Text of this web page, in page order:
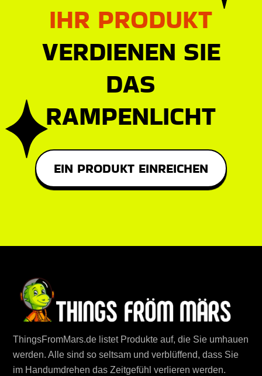
IHR PRODUKT
VERDIENEN SIE
DAS
RAMPENLICHT
EIN PRODUKT EINREICHEN
ThingsFromMars.de listet Produkte auf, die Sie umhauen
werden. Alle sind so seltsam und verblüffend, dass Sie
im Handumdrehen das Zeitgefühl verlieren werden.